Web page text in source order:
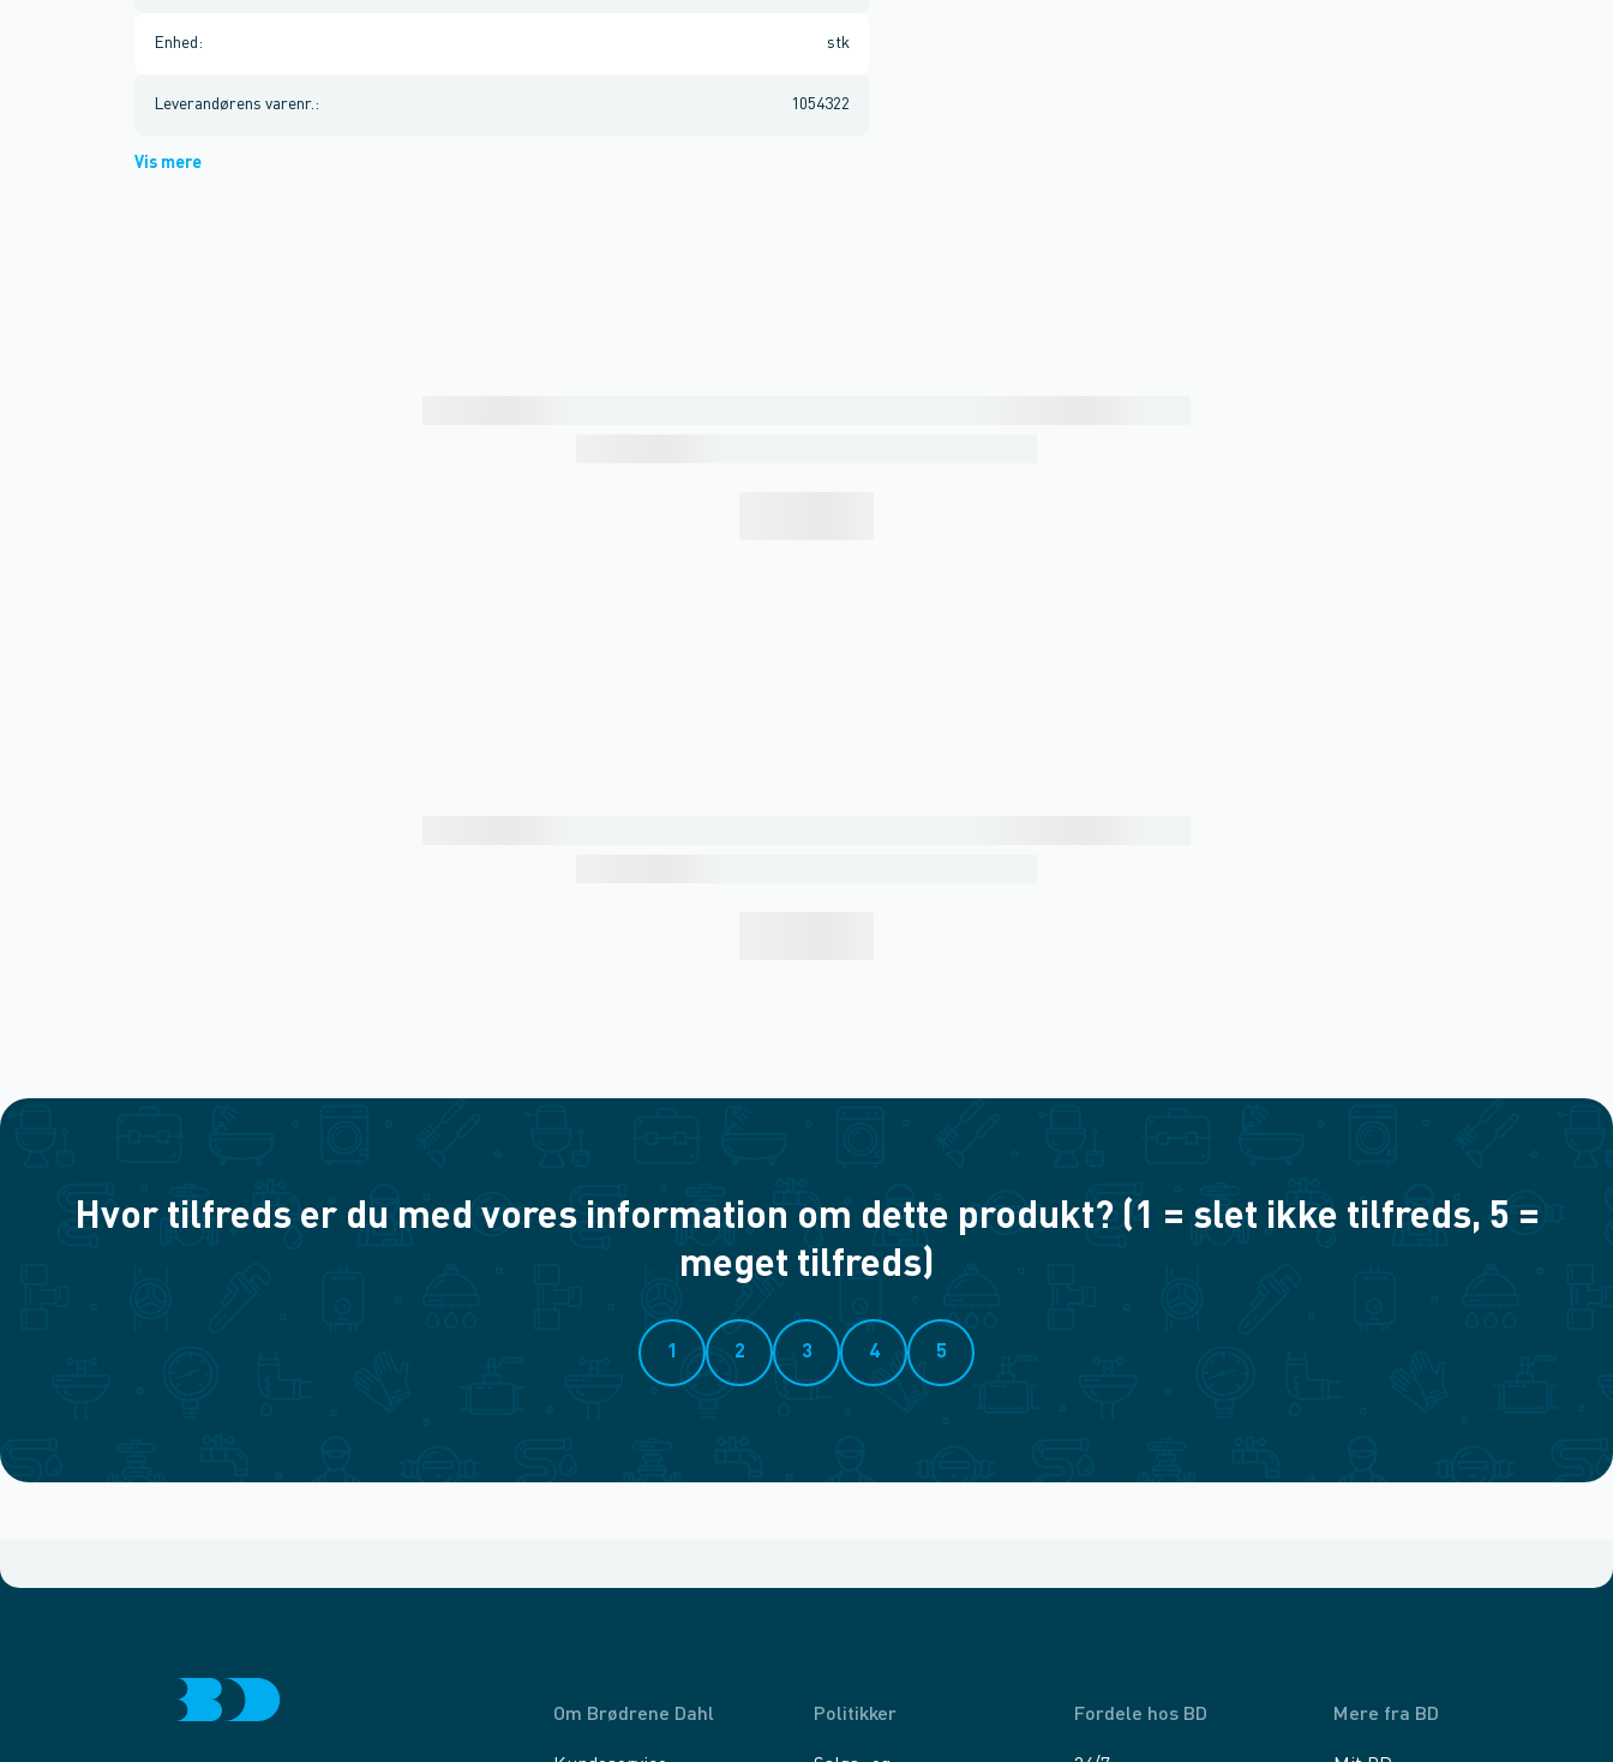
Enhed : stk
Leverandørens varenr. : 1054322
Vis mere
Hvor tilfreds er du med vores information om dette produkt? (1 = slet ikke tilfreds, 5 =
meget tilfreds)
1 2 3 4 5
Om Brødrene Dahl Politikker Fordele hos BD Mere fra BD